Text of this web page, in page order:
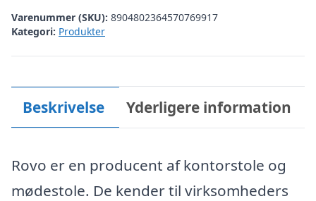
Varenummer (SKU): 8904802364570769917
Kategori: Produkter
Beskrivelse Yderligere information
Rovo er en producent af kontorstole og
mødestole. De kender til virksomheders